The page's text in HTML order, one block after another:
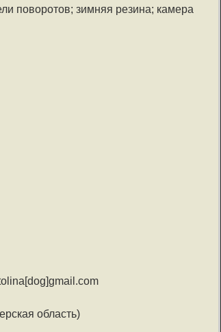
поворотов; зимняя резина; камера
область)